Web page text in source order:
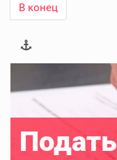
В конец
Подать